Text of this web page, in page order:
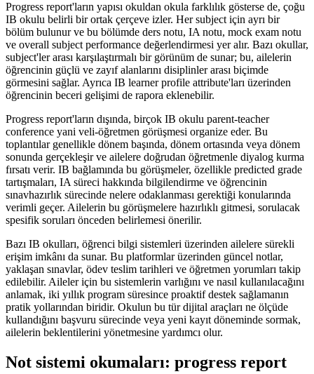
Progress report'ların yapısı okuldan okula farklılık gösterse de, çoğu
IB okulu belirli bir ortak çerçeve izler. Her subject için ayrı bir
bölüm bulunur ve bu bölümde ders notu, IA notu, mock exam notu
ve overall subject performance değerlendirmesi yer alır. Bazı okullar,
subject'ler arası karşılaştırmalı bir görünüm de sunar; bu, ailelerin
öğrencinin güçlü ve zayıf alanlarını disiplinler arası biçimde
görmesini sağlar. Ayrıca IB learner profile attribute'ları üzerinden
öğrencinin beceri gelişimi de rapora eklenebilir.
Progress report'ların dışında, birçok IB okulu parent-teacher
conference yani veli-öğretmen görüşmesi organize eder. Bu
toplantılar genellikle dönem başında, dönem ortasında veya dönem
sonunda gerçekleşir ve ailelere doğrudan öğretmenle diyalog kurma
fırsatı verir. IB bağlamında bu görüşmeler, özellikle predicted grade
tartışmaları, IA süreci hakkında bilgilendirme ve öğrencinin
sınavhazırlık sürecinde nelere odaklanması gerektiği konularında
verimli geçer. Ailelerin bu görüşmelere hazırlıklı gitmesi, sorulacak
spesifik soruları önceden belirlemesi önerilir.
Bazı IB okulları, öğrenci bilgi sistemleri üzerinden ailelere sürekli
erişim imkânı da sunar. Bu platformlar üzerinden güncel notlar,
yaklaşan sınavlar, ödev teslim tarihleri ve öğretmen yorumları takip
edilebilir. Aileler için bu sistemlerin varlığını ve nasıl kullanılacağını
anlamak, iki yıllık program süresince proaktif destek sağlamanın
pratik yollarından biridir. Okulun bu tür dijital araçları ne ölçüde
kullandığını başvuru sürecinde veya yeni kayıt döneminde sormak,
ailelerin beklentilerini yönetmesine yardımcı olur.
Not sistemi okumaları: progress report